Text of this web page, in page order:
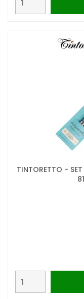
TINTORETTO - SET